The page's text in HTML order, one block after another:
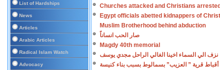
List of Hardships
News
Articles
Arabic Articles
Radical Islam Watch
Advocacy
Churches attacked and Christians
Egypt officials abetted kidnappers of
Muslim Brotherhood behind abduction
صار الحب انساناً
Magdy 40th memorial
نزف الي السماء اخينا الغالي الراحل مجدي يوسف
أقباط قرية ” العزيب” بسمالوط بسبب بناء كنيسة